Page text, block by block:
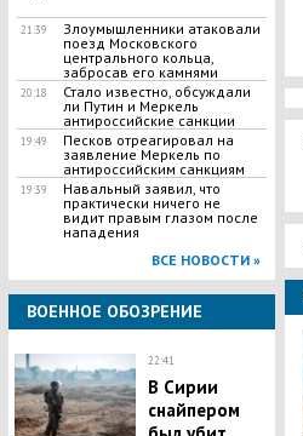
21:39
Злоумышленники атаковали
поезд Московского
центрального кольца,
забросав его камнями
20:18
Стало известно, обсуждали
ли Путин и Меркель
антироссийские санкции
19:49
Песков отреагировал на
заявление Меркель по
антироссийским санкциям
19:39
Навальный заявил, что
практически ничего не
видит правым глазом после
нападения
ВСЕ НОВОСТИ »
ВОЕННОЕ ОБОЗРЕНИЕ
22:41
В Сирии
снайпером